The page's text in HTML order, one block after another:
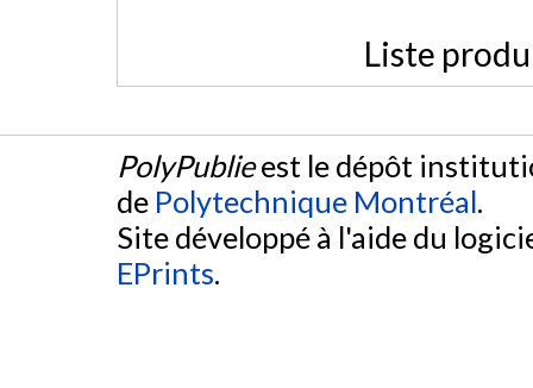
Liste
PolyPublieest le dépôt
de Polytechnique Montréal.
Site développé à l'aide du
EPrints.